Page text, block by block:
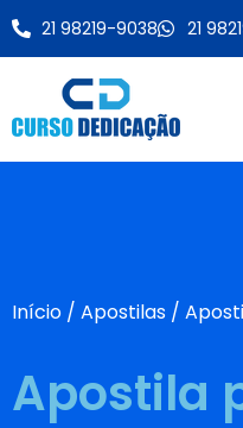
21 98219-9038 21
Início / Apostilas /
Apostila